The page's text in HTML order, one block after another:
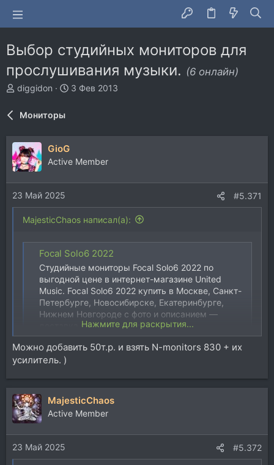
Выбор студийных мониторов для
прослушивания музыки. (6 онлайн)
А
т
р
т
е
м
diggidon
Д
н
3 Фев 2013
Мониторы
GioG
Active Member
23 Май 2025 #5.371
MajesticChaos написал(а):
Focal Solo6 2022
Студийные мониторы Focal Solo6 2022 по
выгодной цене в интернет-магазине United
Music. Focal Solo6 2022 купить в Москве, Санкт-
Петербурге, Новосибирске, Екатеринбурге,
Нижнем Новгороде с фото и описанием —
доставка по всей России.
united-music.ru
В данный момент всё продал, смотрю в сторону
pair.html
Но всё ещё может поменяться ))
Нажмите для раскрытия...
Можно добавить 50т.р. и взять N-monitors 830 + их
усилитель. )
MajesticChaos
Active Member
23 Май 2025 #5.372